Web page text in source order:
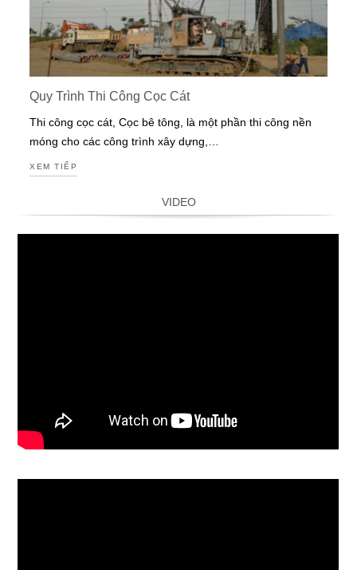
Quy Trình Thi Công Cọc Cát
Thi công cọc cát, Cọc bê tông, là một phần thi công nền
móng cho các công trình xây dựng,…
XEM TIẾP
VIDEO